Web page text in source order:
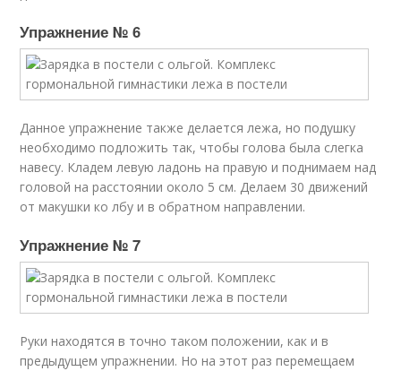
Упражнение № 6
Данное упражнение также делается лежа, но подушку
необходимо подложить так, чтобы голова была слегка
навесу. Кладем левую ладонь на правую и поднимаем над
головой на расстоянии около 5 см. Делаем 30 движений
от макушки ко лбу и в обратном направлении.
Упражнение № 7
Руки находятся в точно таком положении, как и в
предыдущем упражнении. Но на этот раз перемещаем